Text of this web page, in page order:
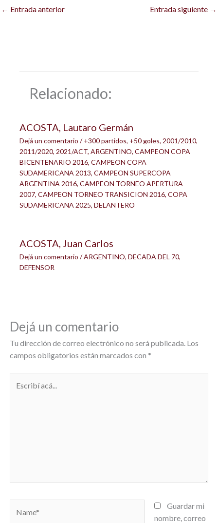
← Entrada anterior Entrada siguiente →
Relacionado:
ACOSTA, Lautaro Germán
Dejá un comentario /+300 partidos, +50 goles, 2001/2010,
2011/2020, 2021/ACT, ARGENTINO, CAMPEON COPA
BICENTENARIO 2016, CAMPEON COPA
SUDAMERICANA 2013, CAMPEON SUPERCOPA
ARGENTINA 2016, CAMPEON TORNEO APERTURA
2007, CAMPEON TORNEO TRANSICION 2016, COPA
SUDAMERICANA 2025, DELANTERO
ACOSTA, Juan Carlos
Dejá un comentario /ARGENTINO, DECADA DEL 70,
DEFENSOR
Dejá un comentario
Tu dirección de correo electrónico no será publicada. Los
campos obligatorios están marcados con *
acá...
Guardar mi
nombre, correo